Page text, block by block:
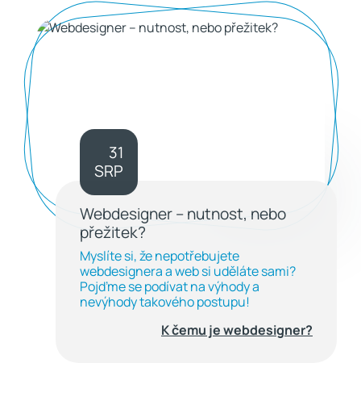
31
SRP
Webdesigner – nutnost, nebo
přežitek?
Myslíte si, že nepotřebujete
webdesignera a web si uděláte sami?
Pojďme se podívat na výhody a
nevýhody takového postupu!
K čemu je webdesigner?